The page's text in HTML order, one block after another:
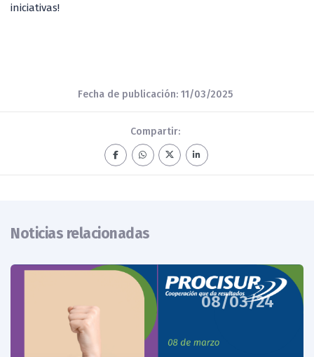
iniciativas!
Fecha de publicación: 11/03/2025
Compartir:
Noticias relacionadas
08/03/24